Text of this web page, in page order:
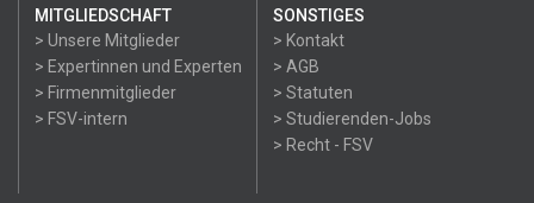
MITGLIEDSCHAFT
> Unsere Mitglieder
> Expertinnen und Experten
> Firmenmitglieder
> FSV-intern
SONSTIGES
> Kontakt
> AGB
> Statuten
> Studierenden-Jobs
> Recht - FSV